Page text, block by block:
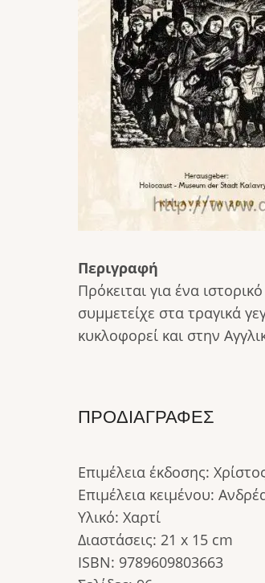
Περιγραφή
Πρόκειται για ένα
συμμετείχε στα τραγικά
κυκλοφορεί και στην
ΠΡΟΔΙΑΓΡΑΦΈΣ
Επιμέλεια έκδοσης:
Επιμέλεια κειμένου:
Υλικό: Χαρτί
Διαστάσεις: 21 x 15 cm
ISBN: 9789609803663